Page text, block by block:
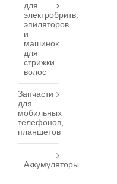
для
электробритв,
эпиляторов
и
машинок
для
стрижки
волос
Запчасти
для
мобильных
телефонов,
планшетов
Аккумуляторы